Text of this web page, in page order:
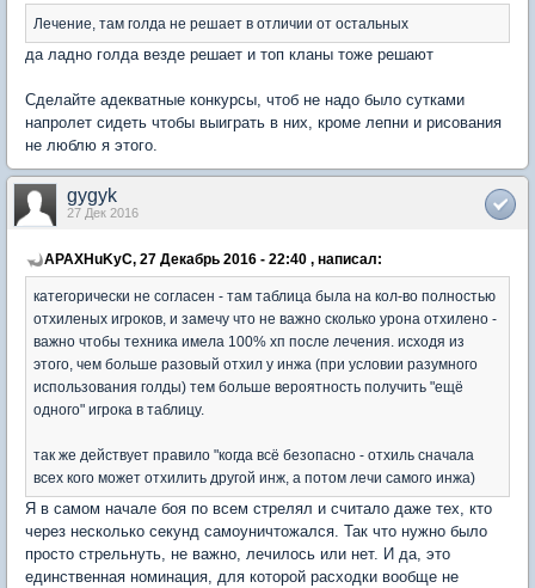
Лечение, там голда не решает в отличии от остальных
да ладно голда везде решает и топ кланы тоже решают
Сделайте адекватные конкурсы, чтоб не надо было сутками
напролет сидеть чтобы выиграть в них, кроме лепни и рисования
не люблю я этого.
gygyk
27 Дек 2016
APAXHuKyC, 27 Декабрь 2016 - 22:40 , написал:
категорически не согласен - там таблица была на кол-во полностью
отхиленых игроков, и замечу что не важно сколько урона отхилено -
важно чтобы техника имела 100% хп после лечения. исходя из
этого, чем больше разовый отхил у инжа (при условии разумного
использования голды) тем больше вероятность получить "ещё
одного" игрока в таблицу.
так же действует правило "когда всё безопасно - отхиль сначала
всех кого может отхилить другой инж, а потом лечи самого инжа)
Я в самом начале боя по всем стрелял и считало даже тех, кто
через несколько секунд самоуничтожался. Так что нужно было
просто стрельнуть, не важно, лечилось или нет. И да, это
единственная номинация, для которой расходки вообще не